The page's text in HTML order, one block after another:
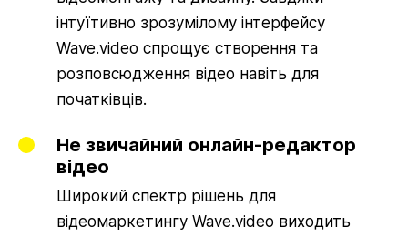
інтуїтивно зрозумілому інтерфейсу
Wave.video спрощує створення та
розповсюдження відео навіть для
початківців.
Не звичайний онлайн-редактор
відео
Широкий спектр рішень для
відеомаркетингу Wave.video виходить